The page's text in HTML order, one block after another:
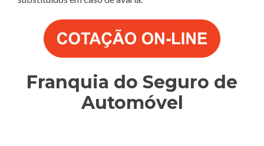
Franquia do Seguro de
Automóvel